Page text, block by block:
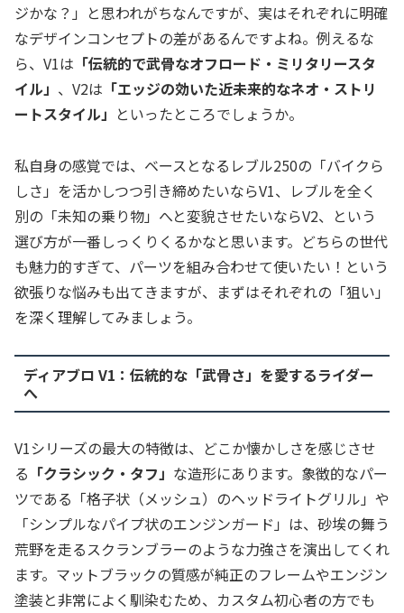
ジかな？」と思われがちなんですが、実はそれぞれに明確
なデザインコンセプトの差があるんですよね。例えるな
ら、V1は 「伝統的で武骨なオフロード・ミリタリースタ
イル」 、V2は 「エッジの効いた近未来的なネオ・ストリ
ートスタイル」 といったところでしょうか。
私自身の感覚では、ベースとなるレブル250の「バイクら
しさ」を活かしつつ引き締めたいならV1、レブルを全く
別の「未知の乗り物」へと変貌させたいならV2、という
選び方が一番しっくりくるかなと思います。どちらの世代
も魅力的すぎて、パーツを組み合わせて使いたい！という
欲張りな悩みも出てきますが、まずはそれぞれの「狙い」
を深く理解してみましょう。
ディアブロ V1：伝統的な「武骨さ」を愛するライダー
へ
V1シリーズの最大の特徴は、どこか懐かしさを感じさせ
る 「クラシック・タフ」 な造形にあります。象徴的なパー
ツである「格子状（メッシュ）のヘッドライトグリル」や
「シンプルなパイプ状のエンジンガード」は、砂埃の舞う
荒野を走るスクランブラーのような力強さを演出してくれ
ます。マットブラックの質感が純正のフレームやエンジン
塗装と非常によく馴染むため、カスタム初心者の方でも